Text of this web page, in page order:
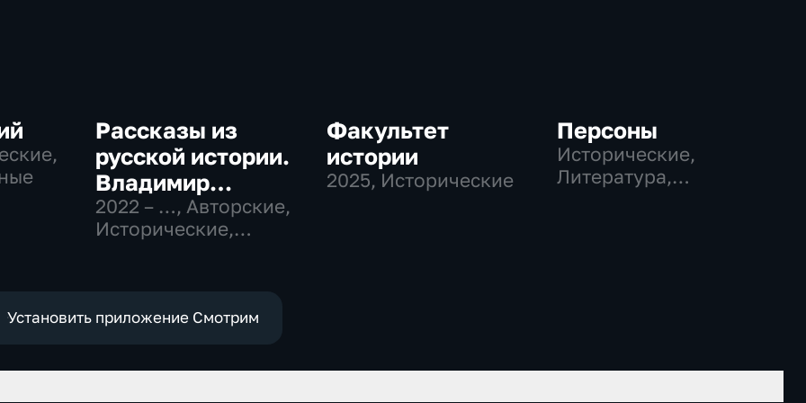
Рассказы из
русской истории.
Владимир
Мединский
2022 – …, Авторские,
Исторические,
Факультет
истории
2025, Исторические
Персоны
Исторические,
Литература,
Установить приложение Смотрим